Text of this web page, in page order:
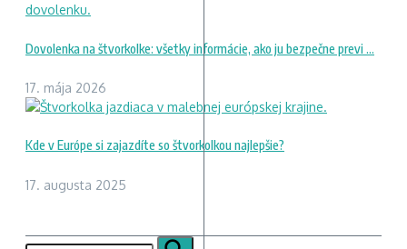
Dovolenka na štvorkolke: všetky informácie, ako ju bezpečne previ ...
17. mája 2026
Kde v Európe si zajazdíte so štvorkolkou najlepšie?
17. augusta 2025
Hľadať: